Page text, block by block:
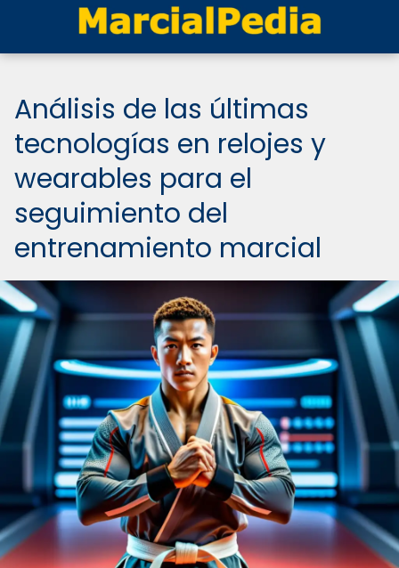
Análisis de las últimas
tecnologías en relojes y
wearables para el
seguimiento del
entrenamiento marcial